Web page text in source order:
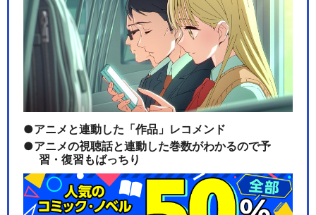
アニメと連動した「作品」レコメンド
アニメの視聴話と連動した巻数がわかるので予
習・復習もばっちり